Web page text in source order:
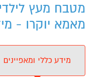
מטבח מעץ
מאמא יוקרו -
מידע כללי ומאפיינים